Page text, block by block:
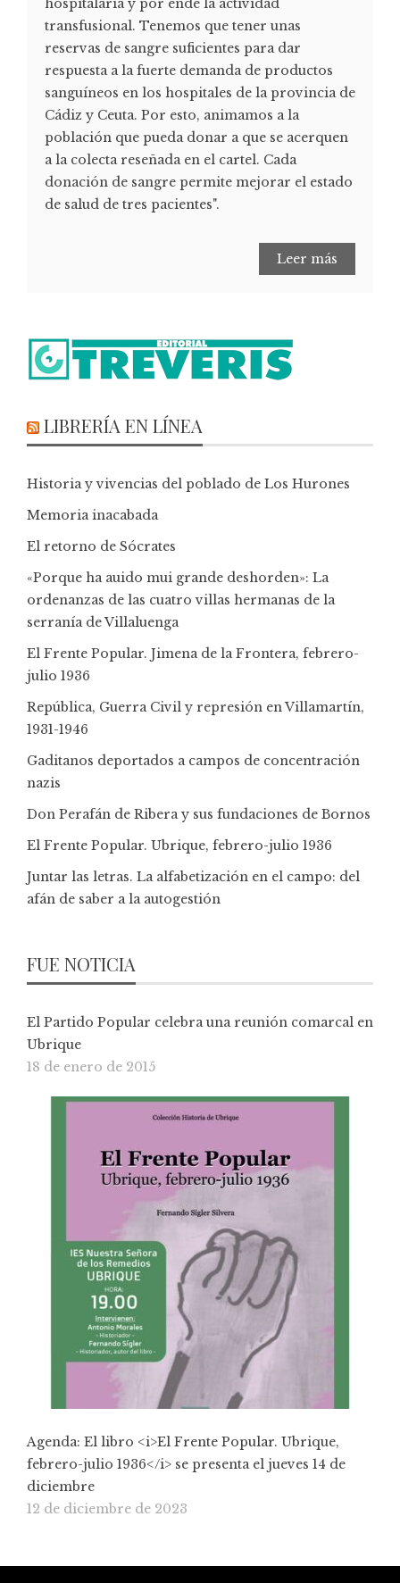
transfusional. Tenemos que tener unas
reservas de sangre suficientes para dar
respuesta a la fuerte demanda de productos
sanguíneos en los hospitales de la provincia de
Cádiz y Ceuta. Por esto, animamos a la
población que pueda donar a que se acerquen
a la colecta reseñada en el cartel. Cada
donación de sangre permite mejorar el estado
de salud de tres pacientes".
Leer más
LIBRERÍA EN LÍNEA
Historia y vivencias del poblado de Los Hurones
Memoria inacabada
El retorno de Sócrates
«Porque ha auido mui grande deshorden»: La
ordenanzas de las cuatro villas hermanas de la
serranía de Villaluenga
El Frente Popular. Jimena de la Frontera, febrero-
julio 1936
República, Guerra Civil y represión en Villamartín,
1931-1946
Gaditanos deportados a campos de concentración
nazis
Don Perafán de Ribera y sus fundaciones de Bornos
El Frente Popular. Ubrique, febrero-julio 1936
Juntar las letras. La alfabetización en el campo: del
afán de saber a la autogestión
FUE NOTICIA
El Partido Popular celebra una reunión comarcal en
Ubrique
18 de enero de 2015
Agenda: El libro <i>El Frente Popular. Ubrique,
febrero-julio 1936</i> se presenta el jueves 14 de
diciembre
12 de diciembre de 2023